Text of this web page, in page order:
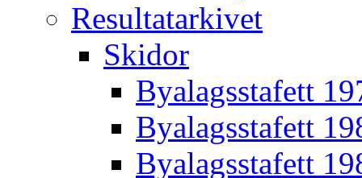
Resultatarkivet
Skidor
Byalagsstafett
Byalagsstafett
Byalagsstafett